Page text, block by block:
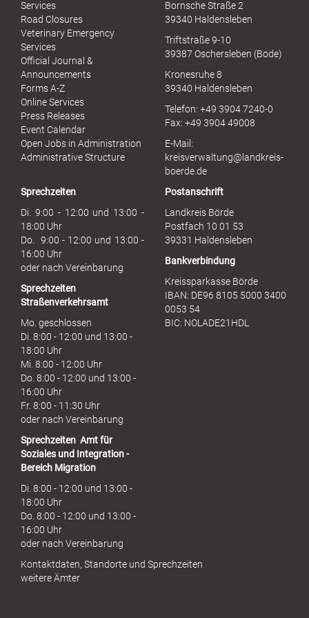
u
h
Services
Road Closures
Veterinary Emergency
Services
Official Journal &
Announcements
Forms A-Z
Online Services
Press Releases
Event Calendar
Open Jobs in Administration
Administrative Structure
Bornsche Straße 2
39340 Haldensleben
Triftstraße 9-10
39387 Oschersleben (Bode)
Kronesruhe 8
39340 Haldensleben
Telefon: +49 3904 7240-0
Fax: +49 3904 49008
E-Mail:
kreisverwaltung@landkreis-
boerde.de
Sprechzeiten
Di. 9:00 - 12:00 und 13:00 -
18:00 Uhr
Do. 9:00 - 12:00 und 13:00 -
16:00 Uhr
oder nach Vereinbarung
Sprechzeiten
Straßenverkehrsamt
Mo. geschlossen
Di. 8:00 - 12:00 und 13:00 -
18:00 Uhr
Mi. 8:00 - 12:00 Uhr
Do. 8:00 - 12:00 und 13:00 -
16:00 Uhr
Fr. 8:00 - 11:30 Uhr
oder nach Vereinbarung
Sprechzeiten Amt für
Soziales und Integration -
Bereich Migration
Di. 8:00 - 12:00 und 13:00 -
18:00 Uhr
Do. 8:00 - 12:00 und 13:00 -
16:00 Uhr
oder nach Vereinbarung
Postanschrift
Landkreis Börde
Postfach 10 01 53
39331 Haldensleben
Bankverbindung
Kreissparkasse Börde
IBAN: DE96 8105 5000 3400
0053 54
BIC: NOLADE21HDL
Kontaktdaten, Standorte und Sprechzeiten
weitere Ämter